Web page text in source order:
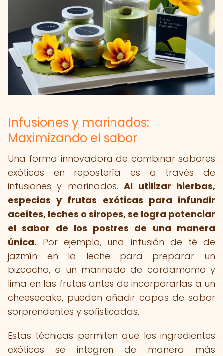
Infusiones y marinados:
Maximizando el sabor
Una forma innovadora de combinar sabores
exóticos en repostería es a través de
infusiones y marinados.Al utilizar hierbas,
especias y frutas exóticas para infundir
aceites, leches o siropes, se logra potenciar
el sabor de los postres de una manera
única. Por ejemplo, una infusión de té de
jazmín en la leche para preparar un
bizcocho, o un marinado de cardamomo y
lima en las frutas antes de incorporarlas a un
cheesecake, pueden añadir capas de sabor
sorprendentes y sofisticadas.
Estas técnicas permiten que los ingredientes
exóticos se integren de manera más